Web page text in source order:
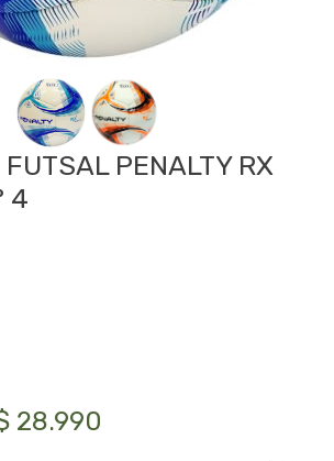
PENALTY RX
4
28.990